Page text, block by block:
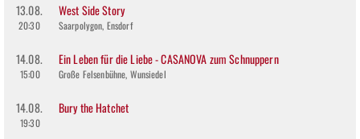
13.08.
20:30
West Side Story
Saarpolygon, Ensdorf
14.08.
15:00
Ein Leben für die Liebe - CASANOVA zum Schnuppern
Große Felsenbühne, Wunsiedel
14.08.
19:30
Bury the Hatchet